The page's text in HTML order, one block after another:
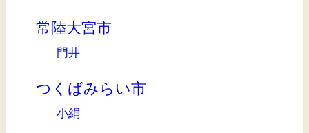
常陸大宮市
門井
つくばみらい市
小絹